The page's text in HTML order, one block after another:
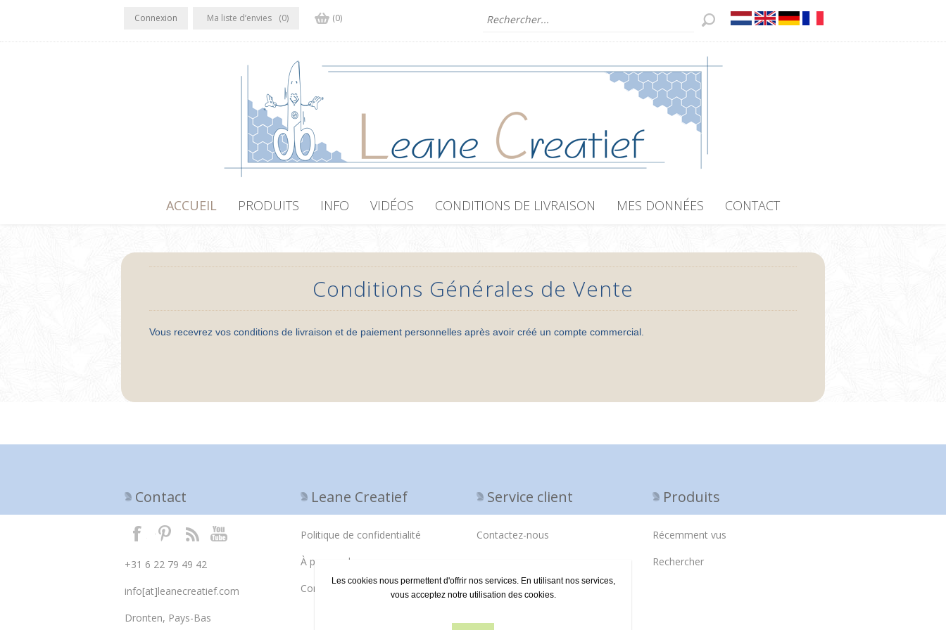
Connexion Ma liste d’envies (0) (0)
ACCUEIL PRODUITS INFO VIDÉOS CONDITIONS DE LIVRAISON MES DONNÉES CONTACT
Conditions Générales de Vente
Vous recevrez vos conditions de livraison et de paiement personnelles après avoir créé un compte commercial.
Contact
+31 6 22 79 49 42
info[at]leanecreatief.com
Dronten, Pays-Bas
Leane Creatief
Politique de confidentialité
À propos de nous
Conditions de livraison
Service client
Contactez-nous
Produits
Récemment vus
Rechercher
Les cookies nous permettent d'offrir nos services. En utilisant nos services,
vous acceptez notre utilisation des cookies.